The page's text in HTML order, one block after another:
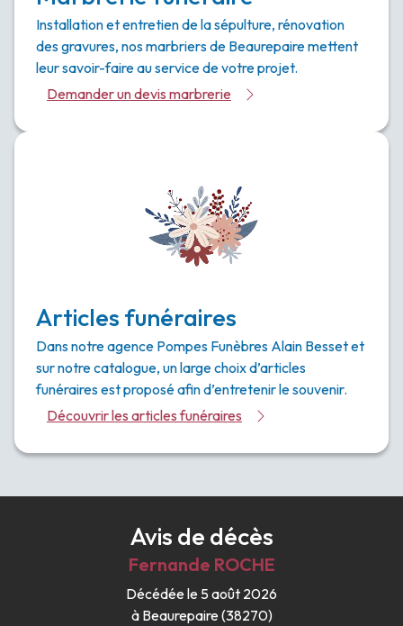
Installation et entretien de la sépulture, rénovation
des gravures, nos marbriers de Beaurepaire mettent
leur savoir-faire au service de votre projet.
Demander un devis marbrerie
Articles funéraires
Dans notre agence Pompes Funèbres Alain Besset et
sur notre catalogue, un large choix d’articles
funéraires est proposé afin d’entretenir le souvenir.
Découvrir les articles funéraires
Avis de décès
Fernande ROCHE
Décédée le 5 août 2026
à Beaurepaire (38270)